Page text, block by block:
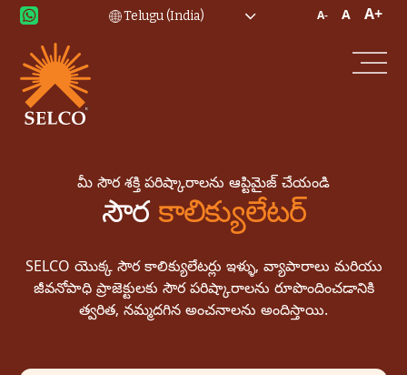
A- A A+
మీ సౌర శక్తి పరిష్కారాలను ఆప్టిమైజ్ చేయండి
సౌర కాలిక్యులేటర్
SELCO యొక్క సౌర కాలిక్యులేటర్లు ఇళ్ళు, వ్యాపారాలు మరియు
జీవనోపాధి ప్రాజెక్టులకు సౌర పరిష్కారాలను రూపొందించడానికి
త్వరిత, నమ్మదగిన అంచనాలను అందిస్తాయి.